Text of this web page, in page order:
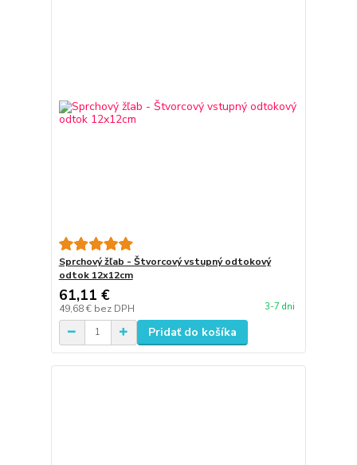
Sprchový žľab - Štvorcový vstupný odtokový
odtok 12x12cm
61,11 €
49,68 € bez DPH 3-7 dni
Pridať do košíka